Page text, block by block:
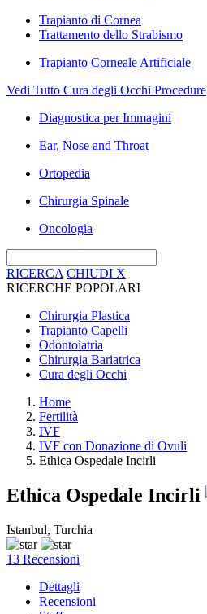
Trapianto di Cornea
Trattamento dello Strabismo
Trapianto Corneale Artificiale
Vedi Tutto Cura degli Occhi Procedure
Diagnostica per Immagini
Ear, Nose and Throat
Ortopedia
Chirurgia Spinale
Oncologia
RICERCA CHIUDI X
RICERCHE POPOLARI
Chirurgia Plastica
Trapianto Capelli
Odontoiatria
Chirurgia Bariatrica
Cura degli Occhi
Home
Fertilità
IVF
IVF con Donazione di Ovuli
Ethica Ospedale Incirli
Ethica Ospedale Incirli
Istanbul, Turchia
13 Recensioni
Dettagli
Recensioni